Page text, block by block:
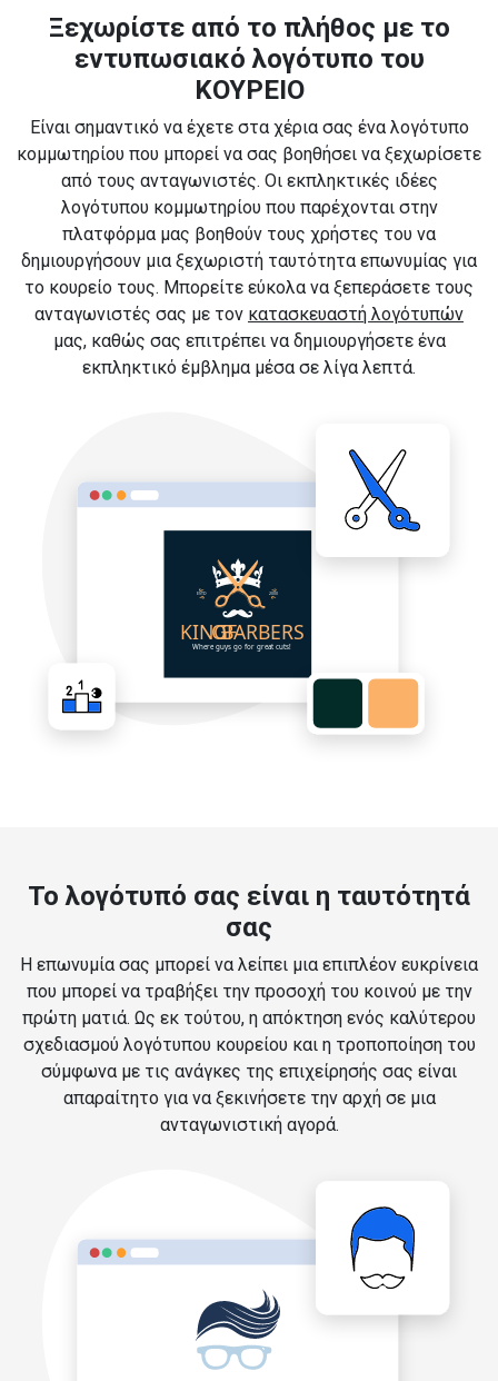
Ξεχωρίστε από το πλήθος με το
εντυπωσιακό λογότυπο του
ΚΟΥΡΕΙΟ
Είναι σημαντικό να έχετε στα χέρια σας ένα λογότυπο
κομμωτηρίου που μπορεί να σας βοηθήσει να ξεχωρίσετε
από τους ανταγωνιστές. Οι εκπληκτικές ιδέες
λογότυπου κομμωτηρίου που παρέχονται στην
πλατφόρμα μας βοηθούν τους χρήστες του να
δημιουργήσουν μια ξεχωριστή ταυτότητα επωνυμίας για
το κουρείο τους. Μπορείτε εύκολα να ξεπεράσετε τους
ανταγωνιστές σας με τον κατασκευαστή λογότυπών
μας, καθώς σας επιτρέπει να δημιουργήσετε ένα
εκπληκτικό έμβλημα μέσα σε λίγα λεπτά.
Το λογότυπό σας είναι η ταυτότητά
σας
Η επωνυμία σας μπορεί να λείπει μια επιπλέον ευκρίνεια
που μπορεί να τραβήξει την προσοχή του κοινού με την
πρώτη ματιά. Ως εκ τούτου, η απόκτηση ενός καλύτερου
σχεδιασμού λογότυπου κουρείου και η τροποποίηση του
σύμφωνα με τις ανάγκες της επιχείρησής σας είναι
απαραίτητο για να ξεκινήσετε την αρχή σε μια
ανταγωνιστική αγορά.